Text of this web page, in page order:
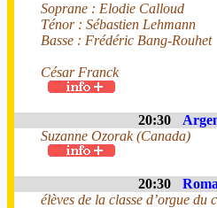
Soprane : Elodie Calloud
Ténor : Sébastien Lehmann
Basse : Frédéric Bang-Rouhet
César Franck
20:30
Suzanne Ozorak (Canada)
20:30
élèves de la classe d’orgue